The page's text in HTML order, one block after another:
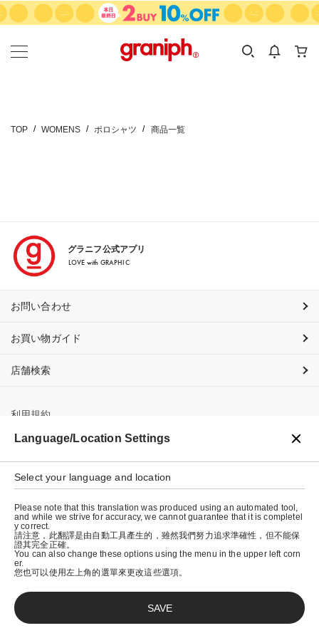
カテゴリーから探す
KIDS
カテゴリ
サイズ
TOP WOMENS ポロシャツ 商品一覧
グラニフ公式アプリ
LOVE with GRAPHIC
お問い合わせ
お買い物ガイド
店舗検索
利用規約
プライバシーポリシー
特定商取引法に基づく表示
会社概要
© graniph inc.
Language/Location Settings
Select your language and location
Please note that this translation was produced using an automated tool,
and while we strive for accuracy, we cannot guarantee that it is completel
y correct.
請注意，此翻譯是由自動工具產生的，雖然我們努力追求準確性，但不能保
證其完全正確。
You can also change these options using the menu in the upper left corn
er.
您也可以使用左上角的選單來更改這些選項。
SAVE